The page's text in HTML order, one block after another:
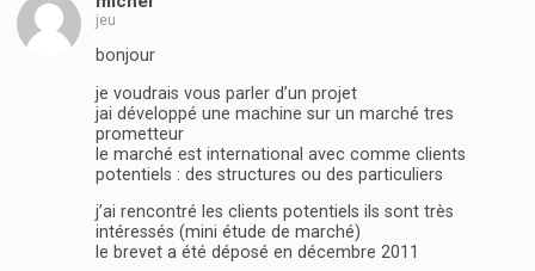
jeu
bonjour
je voudrais vous parler d’un projet
jai développé une machine sur un marché tres
prometteur
le marché est international avec comme clients
potentiels : des structures ou des particuliers
j’ai rencontré les clients potentiels ils sont très
intéressés (mini étude de marché)
le brevet a été déposé en décembre 2011